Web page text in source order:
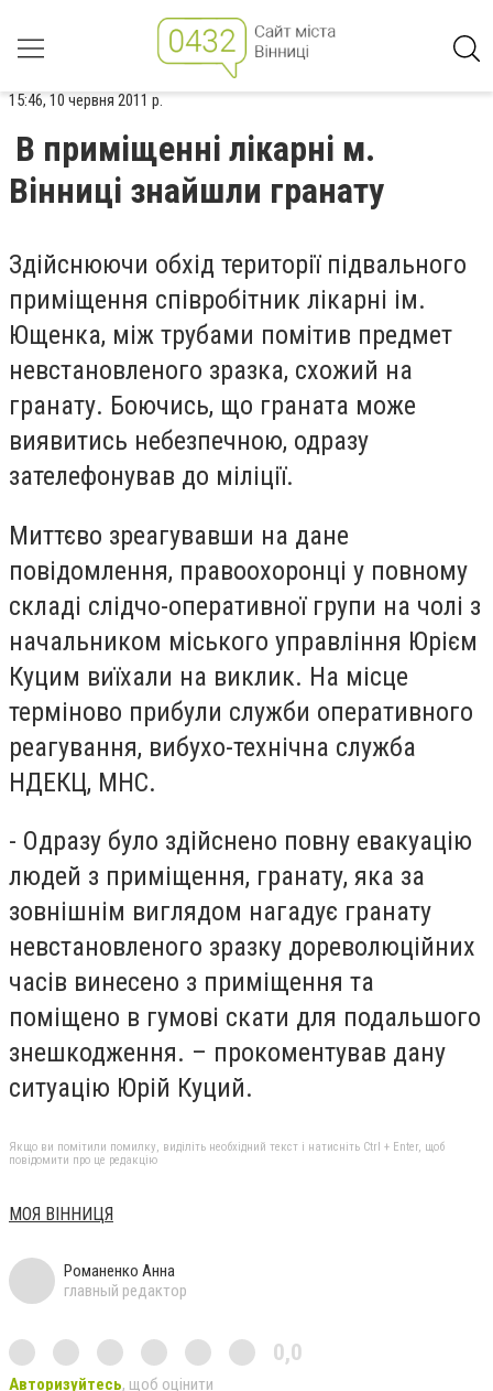
15:46, 10 червня 2011 р.
В приміщенні лікарні м.
Вінниці знайшли гранату
Здійснюючи обхід території підвального
приміщення співробітник лікарні ім.
Ющенка, між трубами помітив предмет
невстановленого зразка, схожий на
гранату. Боючись, що граната може
виявитись небезпечною, одразу
зателефонував до міліції.
Миттєво зреагувавши на дане
повідомлення, правоохоронці у повному
складі слідчо-оперативної групи на чолі з
начальником міського управління Юрієм
Куцим виїхали на виклик. На місце
терміново прибули служби оперативного
реагування, вибухо-технічна служба
НДЕКЦ, МНС.
- Одразу було здійснено повну евакуацію
людей з приміщення, гранату, яка за
зовнішнім виглядом нагадує гранату
невстановленого зразку дореволюційних
часів винесено з приміщення та
поміщено в гумові скати для подальшого
знешкодження. – прокоментував дану
ситуацію Юрій Куций.
Якщо ви помітили помилку, виділіть необхідний текст і натисніть Ctrl + Enter, щоб
повідомити про це редакцію
МОЯ ВІННИЦЯ
Романенко Анна
главный редактор
0,0
Авторизуйтесь, щоб оцінити